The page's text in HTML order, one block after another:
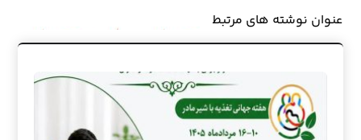
عنوان ‫نوشته های مرتبط